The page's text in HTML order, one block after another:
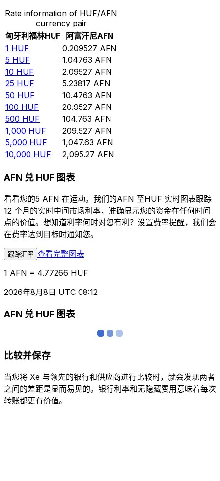
Rate information of HUF/AFN
currency pair
匈牙利福林HUF 阿富汗尼AFN
1 HUF 0.209527 AFN
5 HUF 1.04763 AFN
10 HUF 2.09527 AFN
25 HUF 5.23817 AFN
50 HUF 10.4763 AFN
100 HUF 20.9527 AFN
500 HUF 104.763 AFN
1,000 HUF 209.527 AFN
5,000 HUF 1,047.63 AFN
10,000 HUF 2,095.27 AFN
AFN 兑 HUF 图表
看看您的5 AFN 在运动。我们的AFN 至HUF 实时图表跟踪
12 个月的实时中间市场利率，准确显示您的资金在任何时间
点的价值。想知道利率何时对您有利？设置费率提醒，我们会
在费率达到目标时通知您。
跟踪汇率 查看完整图表
1 AFN = 4.77266 HUF
2026年8月8日 UTC 08:12
AFN 兑 HUF 图表
比较并保存
当您将 Xe 与领先的银行和供应商进行比较时，就会发现两者
之间的差距是显而易见的。银行利率和无隐藏费用意味着每次
转账都更有价值。